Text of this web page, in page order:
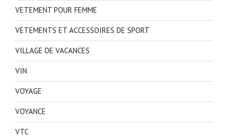
VETEMENT POUR FEMME
VETEMENTS ET ACCESSOIRES DE SPORT
VILLAGE DE VACANCES
VIN
VOYAGE
VOYANCE
VTC